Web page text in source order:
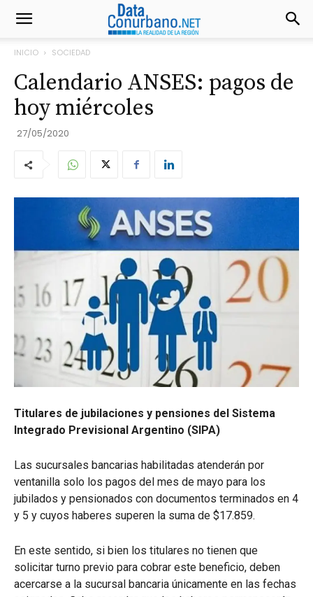
INICIO SOCIEDAD
Calendario ANSES: pagos de
hoy miércoles
27/05/2020
Titulares de jubilaciones y pensiones del Sistema
Integrado Previsional Argentino (SIPA)
Las sucursales bancarias habilitadas atenderán por
ventanilla solo los pagos del mes de mayo para los
jubilados y pensionados con documentos terminados en 4
y 5 y cuyos haberes superen la suma de $17.859.
En este sentido, si bien los titulares no tienen que
solicitar turno previo para cobrar este beneficio, deben
acercarse a la sucursal bancaria únicamente en las fechas